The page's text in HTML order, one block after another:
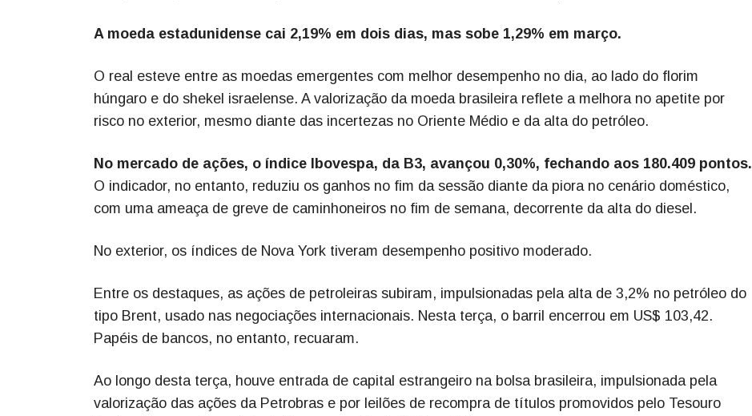
A moeda estadunidense cai 2,19% em dois dias, mas sobe 1,29% em março.
O real esteve entre as moedas emergentes com melhor desempenho no dia, ao lado do florim
húngaro e do shekel israelense. A valorização da moeda brasileira reflete a melhora no apetite por
risco no exterior, mesmo diante das incertezas no Oriente Médio e da alta do petróleo.
No mercado de ações, o índice Ibovespa, da B3, avançou 0,30%, fechando aos 180.409 pontos.
O indicador, no entanto, reduziu os ganhos no fim da sessão diante da piora no cenário doméstico,
com uma ameaça de greve de caminhoneiros no fim de semana, decorrente da alta do diesel.
No exterior, os índices de Nova York tiveram desempenho positivo moderado.
Entre os destaques, as ações de petroleiras subiram, impulsionadas pela alta de 3,2% no petróleo do
tipo Brent, usado nas negociações internacionais. Nesta terça, o barril encerrou em US$ 103,42.
Papéis de bancos, no entanto, recuaram.
Ao longo desta terça, houve entrada de capital estrangeiro na bolsa brasileira, impulsionada pela
valorização das ações da Petrobras e por leilões de recompra de títulos promovidos pelo Tesouro